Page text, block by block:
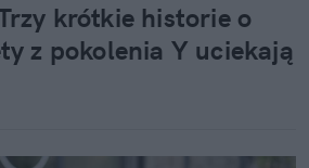
krótkie historie o
z pokolenia Y uciekają